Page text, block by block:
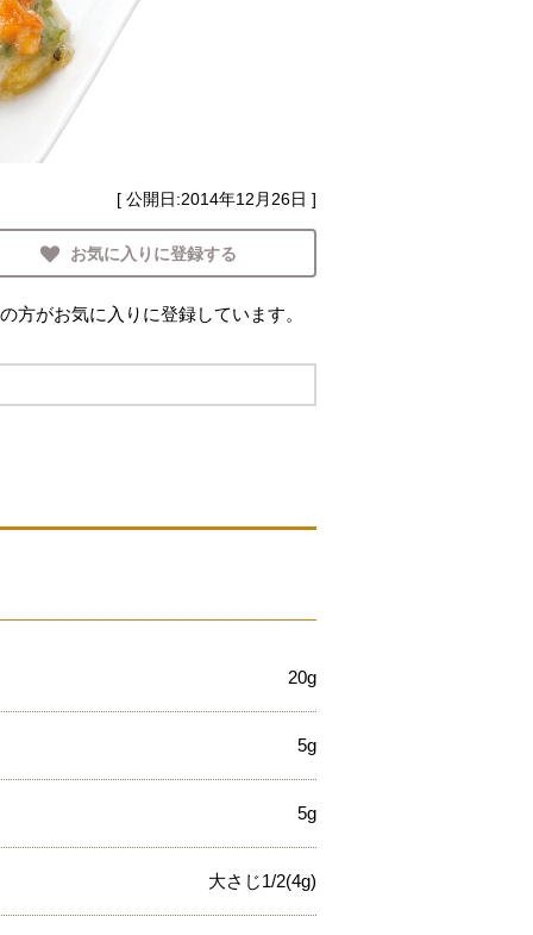
[ 公開日:2014年12月26日 ]
お気に入りに登録する
の方がお気に入りに登録しています。
20g
5g
5g
大さじ1/2(4g)